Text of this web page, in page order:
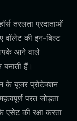
तरलता प्रदाताओं
की इन-बिल्ट
आने वाले
बनाती हैं।
के यूजर प्रोटेक्शन
परत जोड़ता
की रक्षा करता